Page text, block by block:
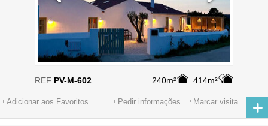
240m² 414m²
REF PV-M-602
Adicionar aos Favoritos Marcar visita
Pedir informações